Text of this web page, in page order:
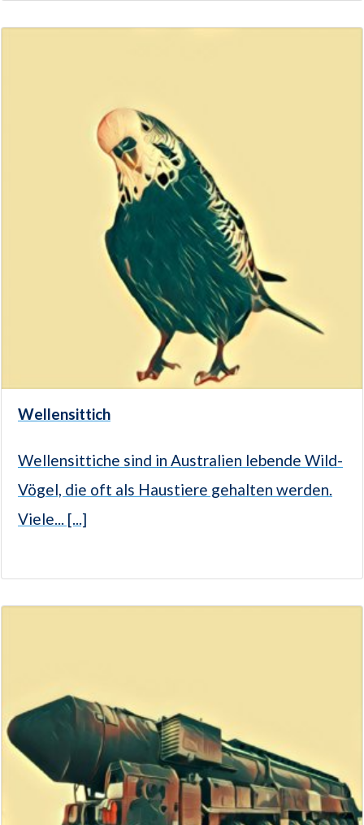
Wellensittich
Wellensittiche sind in Australien lebende Wild-
Vögel, die oft als Haustiere gehalten werden.
Viele... [...]